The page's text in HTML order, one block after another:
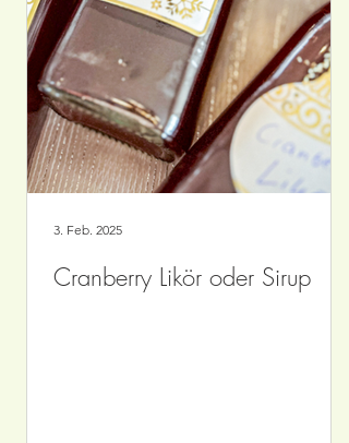
Cranberry Likör oder Sirup
3. Feb. 2025